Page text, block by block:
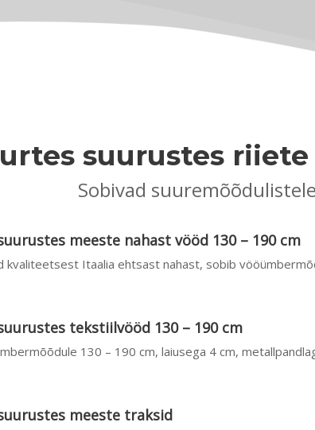
suurustes riiete
Sobivad
meeste nahast vööd 130 – 190 cm
kvaliteetsest Itaalia ehtsast nahast, sobib
tekstiilvööd 130 – 190 cm
130 – 190 cm, laiusega 4 cm,
meeste traksid